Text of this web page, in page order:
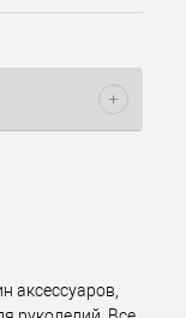
аксессуаров,